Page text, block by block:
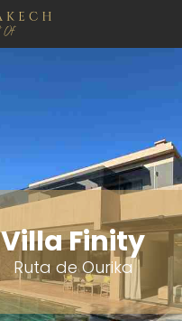
Villa Finity
Ruta de Ourika